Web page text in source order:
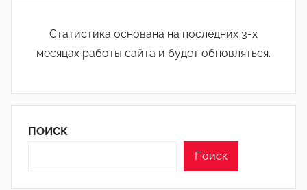
Статистика основана на последних 3-х
месяцах работы сайта и будет обновляться.
ПОИСК
Поиск